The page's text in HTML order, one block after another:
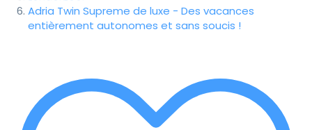
Adria Twin Supreme de luxe - Des vacances
entièrement autonomes et sans soucis !